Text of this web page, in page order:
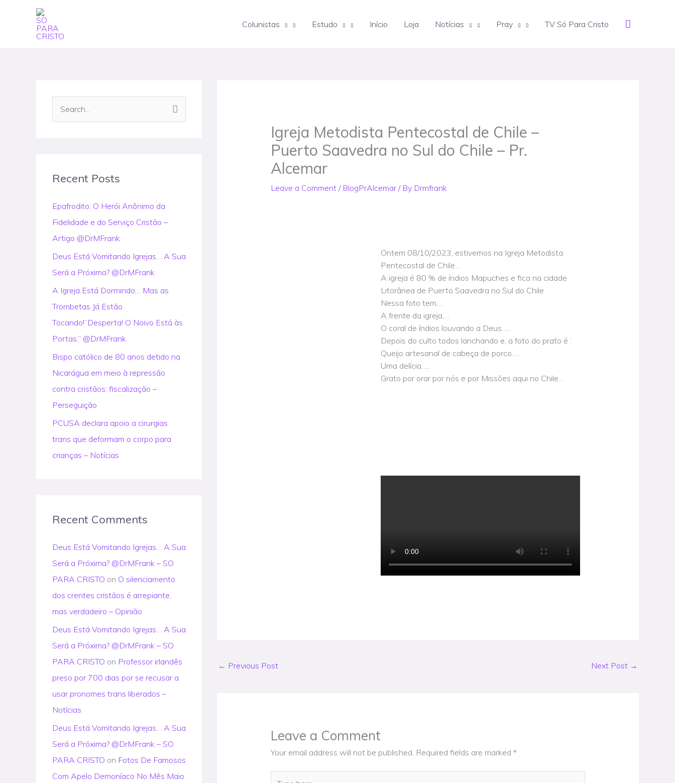
Colunistas Estudo Início Loja Notícias Pray TV Só Para Cristo Search
c
f
o
r
Recent Posts
Epafrodito: O Herói Anônimo da
Fidelidade e do Serviço Cristão –
Artigo @DrMFrank
Deus Está Vomitando Igrejas… A Sua
Será a Próxima? @DrMFrank
A Igreja Está Dormindo… Mas as
Trombetas Já Estão
Tocando!”Desperta! O Noivo Está às
Portas.” @DrMFrank
Bispo católico de 80 anos detido na
Nicarágua em meio à repressão
contra cristãos: fiscalização –
Perseguição
PCUSA declara apoio a cirurgias
trans que deformam o corpo para
crianças – Notícias
Recent Comments
Deus Está Vomitando Igrejas… A Sua
Será a Próxima? @DrMFrank – SO
PARA CRISTO on O silenciamento
dos crentes cristãos é arrepiante,
mas verdadeiro – Opinião
Deus Está Vomitando Igrejas… A Sua
Será a Próxima? @DrMFrank – SO
PARA CRISTO on Professor irlandês
preso por 700 dias por se recusar a
usar pronomes trans liberados –
Notícias
Deus Está Vomitando Igrejas… A Sua
Será a Próxima? @DrMFrank – SO
PARA CRISTO on Fotos De Famosos
Com Apelo Demoníaco No Mês Maio
Igreja Metodista Pentecostal de Chile –
Puerto Saavedra no Sul do Chile – Pr.
Alcemar
Leave a Comment / BlogPrAlcemar/ By Drmfrank
Ontem 08/10/2023, estivemos na Igreja Metodista
Pentecostal de Chile…
A igreja é 80 % de índios Mapuches e fica na cidade
Litorânea de Puerto Saavedra no Sul do Chile
Nessa foto tem….
A frente da igreja….
O coral de índios louvando a Deus…..
Depois do culto todos lanchando e, a foto do prato é :
Queijo artesanal de cabeça de porco…..
Uma delícia…..
Grato por orar por nós e por Missões aqui no Chile…
← Previous Post Next Post →
Leave a Comment
Your email address will not be published. Required fields are marked *